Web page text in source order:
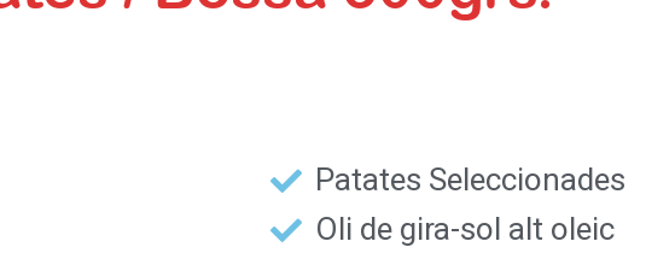
Patates Seleccionades
Oli de gira-sol alt oleic